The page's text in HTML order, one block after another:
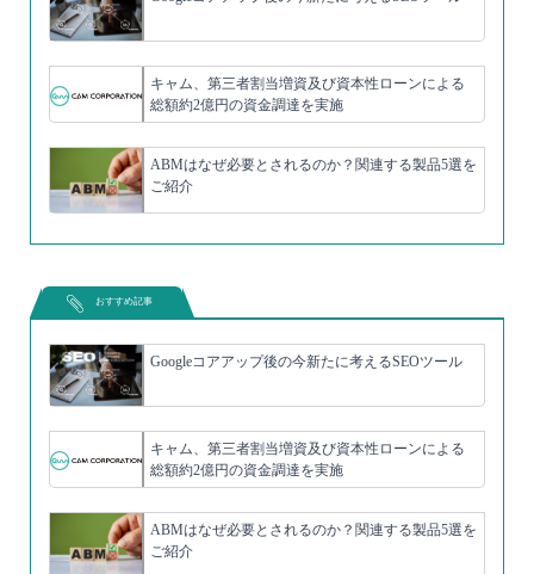
キャム、第三者割当増資及び資本性ローンによる
総額約2億円の資金調達を実施
ABMはなぜ必要とされるのか？関連する製品5選を
ご紹介
おすすめ記事
Googleコアアップ後の今新たに考えるSEOツール
キャム、第三者割当増資及び資本性ローンによる
総額約2億円の資金調達を実施
ABMはなぜ必要とされるのか？関連する製品5選を
ご紹介